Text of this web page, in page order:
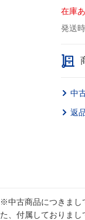
在庫
発送
中
返
※中古商品につきまし
た、付属しておりま